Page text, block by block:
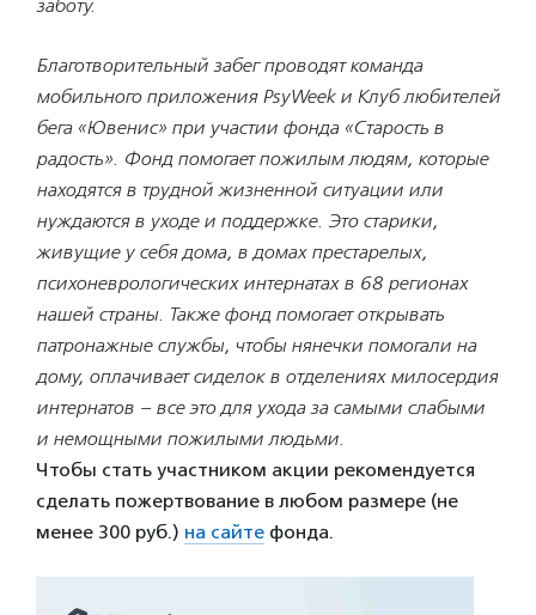
заботу.
Благотворительный забег проводят команда
мобильного приложения PsyWeek и Клуб любителей
бега «Ювенис» при участии фонда «Старость в
радость». Фонд помогает пожилым людям, которые
находятся в трудной жизненной ситуации или
нуждаются в уходе и поддержке. Это старики,
живущие у себя дома, в домах престарелых,
психоневрологических интернатах в 68 регионах
нашей страны. Также фонд помогает открывать
патронажные службы, чтобы нянечки помогали на
дому, оплачивает сиделок в отделениях милосердия
интернатов – все это для ухода за самыми слабыми
и немощными пожилыми людьми.
Чтобы стать участником акции рекомендуется
сделать пожертвование в любом размере (не
менее 300 руб.) на сайте фонда.